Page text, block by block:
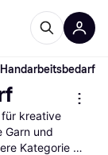
kreative
Garn und
Kategorie